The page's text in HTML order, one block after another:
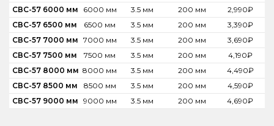
СВС-57 6000 мм
6000 мм 3.5 мм 200 мм 2,990₽
СВС-57 6500 мм
6500 мм 3.5 мм 200 мм 3,390₽
СВС-57 7000 мм 7000 мм 3.5 мм 200 мм 3,690₽
СВС-57 7500 мм
7500 мм 3.5 мм 200 мм 4,190₽
СВС-57 8000 мм 8000 мм 3.5 мм 200 мм 4,490₽
СВС-57 8500 мм
8500 мм 3.5 мм 200 мм 4,590₽
СВС-57 9000 мм 9000 мм 3.5 мм 200 мм 4,690₽